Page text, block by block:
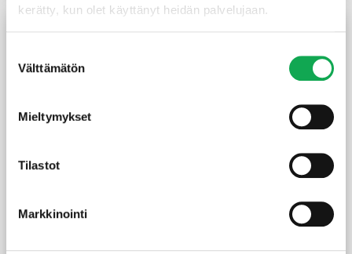
kerätty, kun olet käyttänyt heidän palvelujaan.
valinta
Välttämätön
Mieltymykset
Tilastot
Markkinointi
koriste 21X42/13X3600